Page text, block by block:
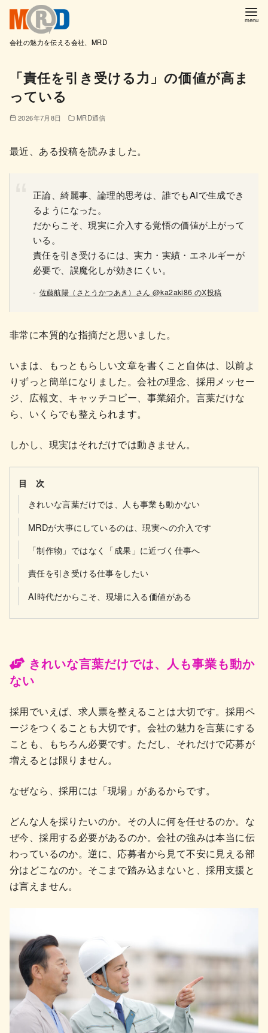
会社の魅力を伝える会社、MRD
「責任を引き受ける力」の価値が高ま
っている
2026年7月8日 MRD通信
最近、ある投稿を読みました。
正論、綺麗事、論理的思考は、誰でもAIで生成でき
るようになった。
だからこそ、現実に介入する覚悟の価値が上がって
いる。
責任を引き受けるには、実力・実績・エネルギーが
必要で、誤魔化しが効きにくい。
佐藤航陽（さとうかつあき）さん @ka2aki86 のX投稿
非常に本質的な指摘だと思いました。
いまは、もっともらしい文章を書くこと自体は、以前よ
りずっと簡単になりました。会社の理念、採用メッセー
ジ、広報文、キャッチコピー、事業紹介。言葉だけな
ら、いくらでも整えられます。
しかし、現実はそれだけでは動きません。
目 次
きれいな言葉だけでは、人も事業も動かない
MRDが大事にしているのは、現実への介入です
「制作物」ではなく「成果」に近づく仕事へ
責任を引き受ける仕事をしたい
AI時代だからこそ、現場に入る価値がある
きれいな言葉だけでは、人も事業も動か
ない
採用でいえば、求人票を整えることは大切です。採用ペ
ージをつくることも大切です。会社の魅力を言葉にする
ことも、もちろん必要です。ただし、それだけで応募が
増えるとは限りません。
なぜなら、採用には「現場」があるからです。
どんな人を採りたいのか。その人に何を任せるのか。な
ぜ今、採用する必要があるのか。会社の強みは本当に伝
わっているのか。逆に、応募者から見て不安に見える部
分はどこなのか。そこまで踏み込まないと、採用支援と
は言えません。